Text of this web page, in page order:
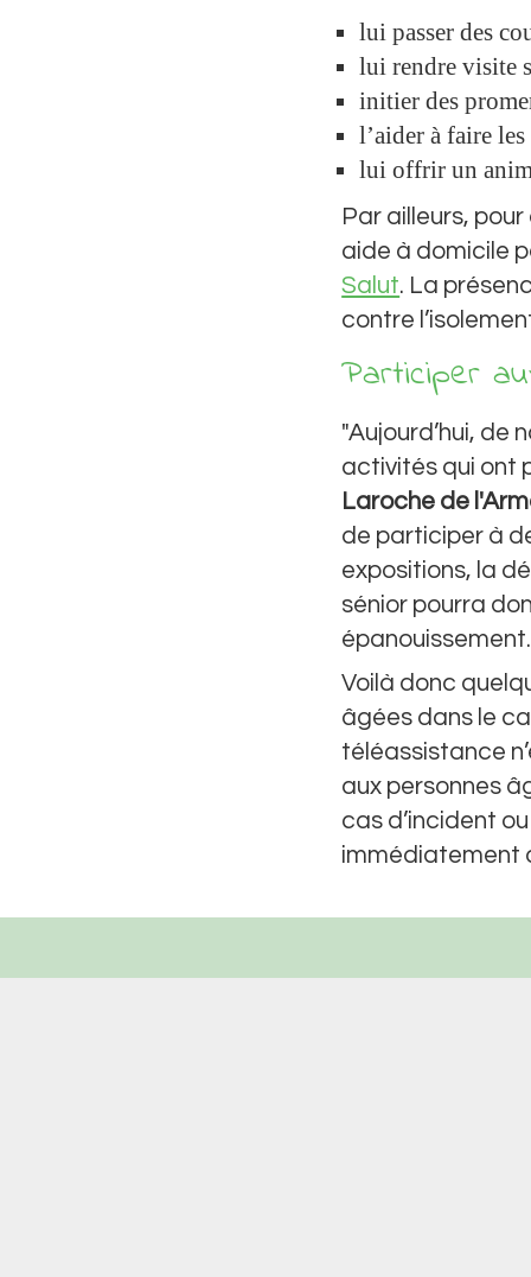
lui passer des
lui rendre visite
initier des
l’aider à faire
lui offrir un
Par ailleurs,
aide à domicile
Salut. La
contre
Participer
"Aujourd’hui, de
activités qui ont
Laroche de
de participer à
expositions, la
sénior pourra
épanouissement.
Voilà donc
âgées dans le
téléassistance
aux personnes
cas d’incident
immédiatement